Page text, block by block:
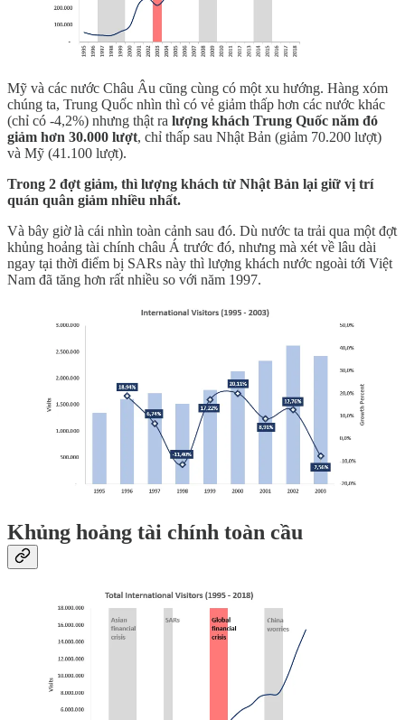
Mỹ và các nước Châu Âu cũng cùng có một xu hướng. Hàng xóm
chúng ta, Trung Quốc nhìn thì có vẻ giảm thấp hơn các nước khác
(chỉ có -4,2%) nhưng thật ra lượng khách Trung Quốc năm đó
giảm hơn 30.000 lượt, chỉ thấp sau Nhật Bản (giảm 70.200 lượt)
và Mỹ (41.100 lượt).
Trong 2 đợt giảm, thì lượng khách từ Nhật Bản lại giữ vị trí
quán quân giảm nhiều nhất.
Và bây giờ là cái nhìn toàn cảnh sau đó. Dù nước ta trải qua một đợt
khủng hoảng tài chính châu Á trước đó, nhưng mà xét về lâu dài
ngay tại thời điểm bị SARs này thì lượng khách nước ngoài tới Việt
Nam đã tăng hơn rất nhiều so với năm 1997.
Khủng hoảng tài chính toàn cầu